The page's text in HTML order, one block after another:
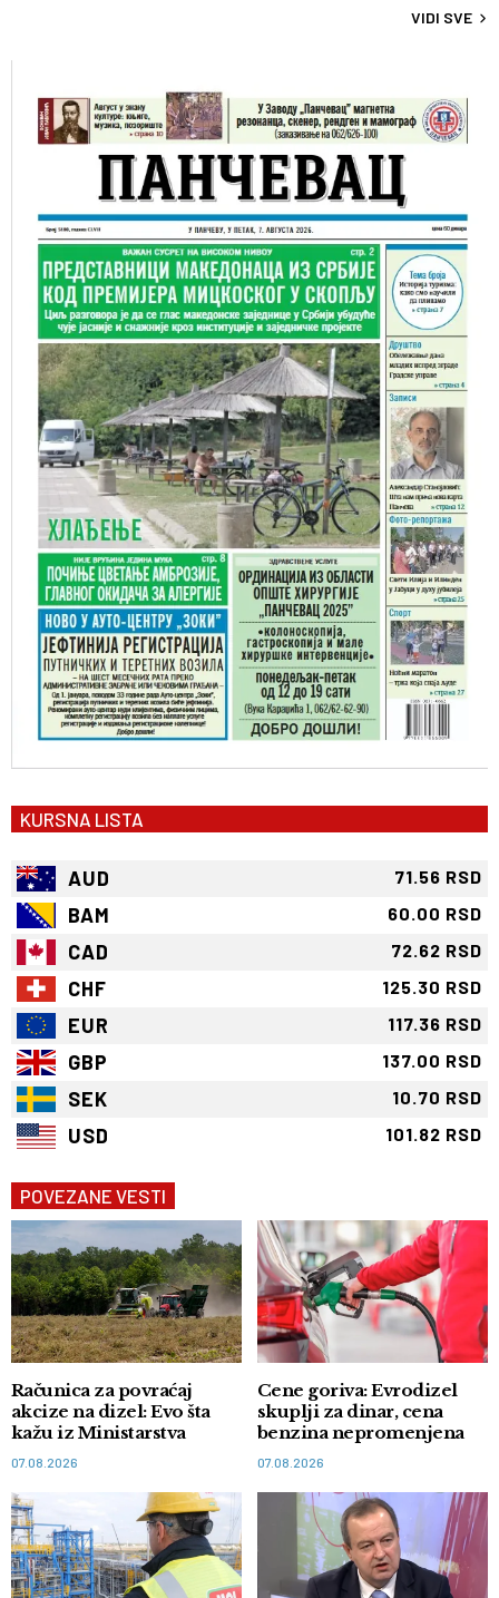
VIDI SVE
KURSNA LISTA
AUD 71.56 RSD
BAM 60.00 RSD
CAD 72.62 RSD
CHF 125.30 RSD
EUR 117.36 RSD
GBP 137.00 RSD
SEK 10.70 RSD
USD 101.82 RSD
POVEZANE VESTI
Računica za povraćaj
akcize na dizel: Evo šta
kažu iz Ministarstva
07.08.2026
Cene goriva: Evrodizel
skuplji za dinar, cena
benzina nepromenjena
07.08.2026